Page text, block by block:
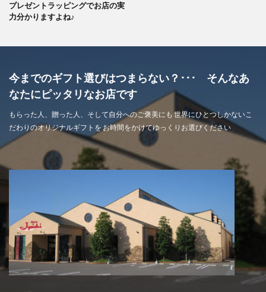
プレゼントラッピングでお店の実
力分かりますよね♪
今までのギフト選びはつまらない？･･･ そんなあ
なたにピッタリなお店です
もらった人、贈った人、そして自分へのご褒美にも 世界にひとつしかないこ
だわりのオリジナルギフトを お時間をかけてゆっくりお選びください